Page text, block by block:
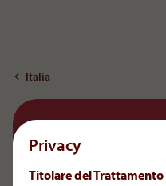
Al contenuto
Italia
24 - 25 Feb
Privacy
Titolare del Trattamento